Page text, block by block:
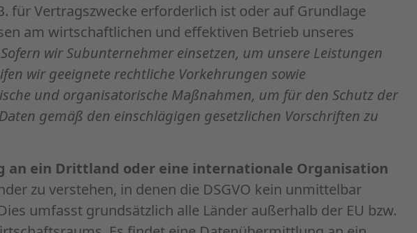
für Vertragszwecke erforderlich ist oder auf Grundlage
am wirtschaftlichen und effektiven Betrieb unseres
Sofern wir Subunternehmer einsetzen, um unsere Leistungen
wir geeignete rechtliche Vorkehrungen sowie
und organisatorische Maßnahmen, um für den Schutz der
gemäß den einschlägigen gesetzlichen Vorschriften zu
an ein Drittland oder eine internationale Organisation
zu verstehen, in denen die DSGVO kein unmittelbar
umfasst grundsätzlich alle Länder außerhalb der EU bzw.